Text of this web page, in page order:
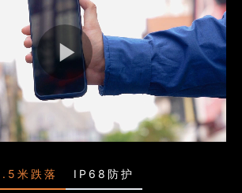
米跌落 IP68防护